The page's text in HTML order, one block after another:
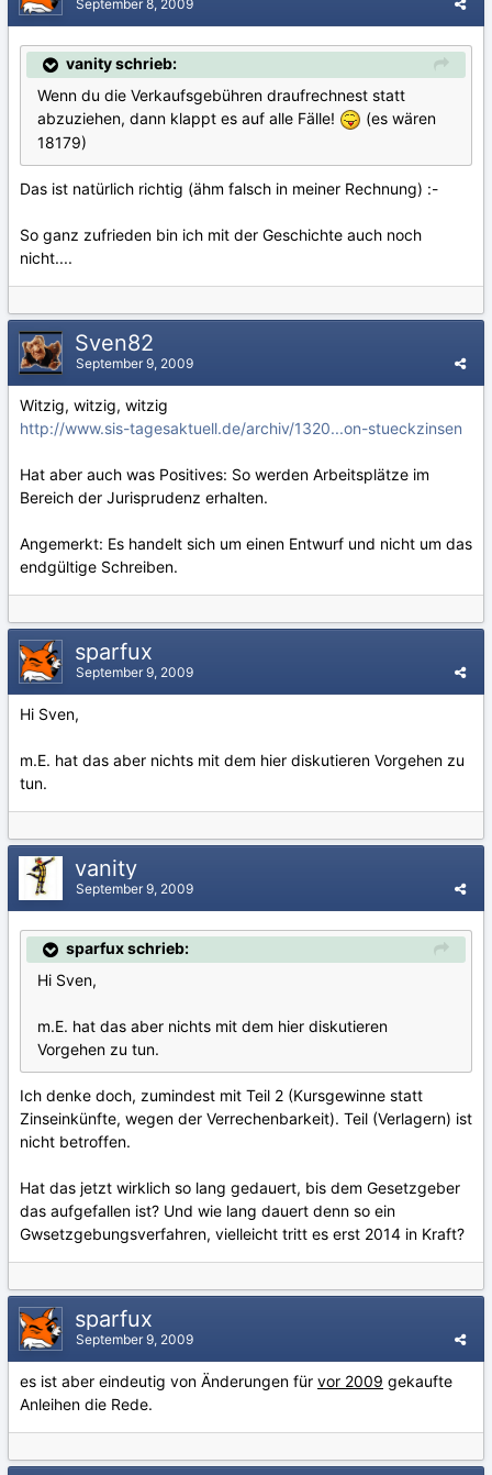
September 8, 2009
vanity schrieb:
Wenn du die Verkaufsgebühren draufrechnest statt
abzuziehen, dann klappt es auf alle Fälle!
(es wären
18179)
Das ist natürlich richtig (ähm falsch in meiner Rechnung) :-
So ganz zufrieden bin ich mit der Geschichte auch noch
nicht....
Sven82
September 9, 2009
Witzig, witzig, witzig
http://www.sis-tagesaktuell.de/archiv/1320...on-stueckzinsen
Hat aber auch was Positives: So werden Arbeitsplätze im
Bereich der Jurisprudenz erhalten.
Angemerkt: Es handelt sich um einen Entwurf und nicht um das
endgültige Schreiben.
sparfux
September 9, 2009
Hi Sven,
m.E. hat das aber nichts mit dem hier diskutieren Vorgehen zu
tun.
vanity
September 9, 2009
sparfux schrieb:
Hi Sven,
m.E. hat das aber nichts mit dem hier diskutieren
Vorgehen zu tun.
Ich denke doch, zumindest mit Teil 2 (Kursgewinne statt
Zinseinkünfte, wegen der Verrechenbarkeit). Teil (Verlagern) ist
nicht betroffen.
Hat das jetzt wirklich so lang gedauert, bis dem Gesetzgeber
das aufgefallen ist? Und wie lang dauert denn so ein
Gwsetzgebungsverfahren, vielleicht tritt es erst 2014 in Kraft?
sparfux
September 9, 2009
es ist aber eindeutig von Änderungen für vor 2009 gekaufte
Anleihen die Rede.